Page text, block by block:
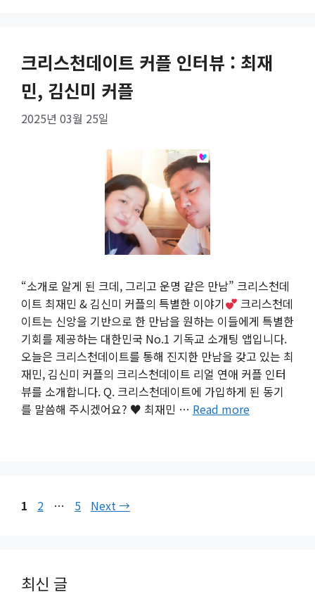
크리스천데이트 커플 인터뷰 : 최재
민, 김신미 커플
2025년 03월 25일
“소개로 알게 된 크데, 그리고 운명 같은 만남” 크리스천데
이트 최재민 & 김신미 커플의 특별한 이야기
크리스천데
이트는 신앙을 기반으로 한 만남을 원하는 이들에게 특별한
기회를 제공하는 대한민국 No.1 기독교 소개팅 앱입니다.
오늘은 크리스천데이트를 통해 진지한 만남을 갖고 있는 최
재민, 김신미 커플의 크리스천데이트 리얼 연애 커플 인터
뷰를 소개합니다. Q. 크리스천데이트에 가입하게 된 동기
를 말씀해 주시겠어요? ♥︎ 최재민 … Read more
Page
1 Page
2 … Page
5 Next→
최신 글